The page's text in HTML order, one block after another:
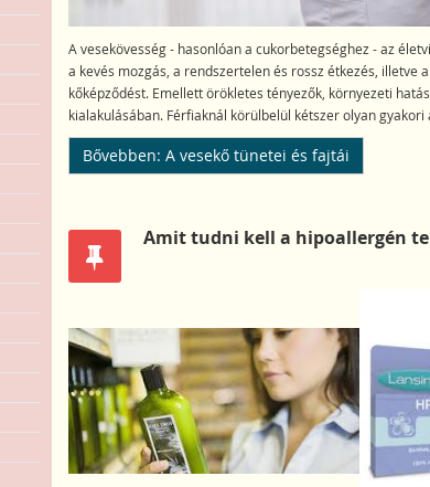
A vesekövesség - hasonlóan a cukorbetegséghez - az
a kevés mozgás, a rendszertelen és rossz étkezés, illetve
kőképződést. Emellett örökletes tényezők, környezeti
kialakulásában. Férfiaknál körülbelül kétszer olyan gyakori
Bővebben: A vesekő tünetei és fajtái
Amit tudni kell a hipoallergén